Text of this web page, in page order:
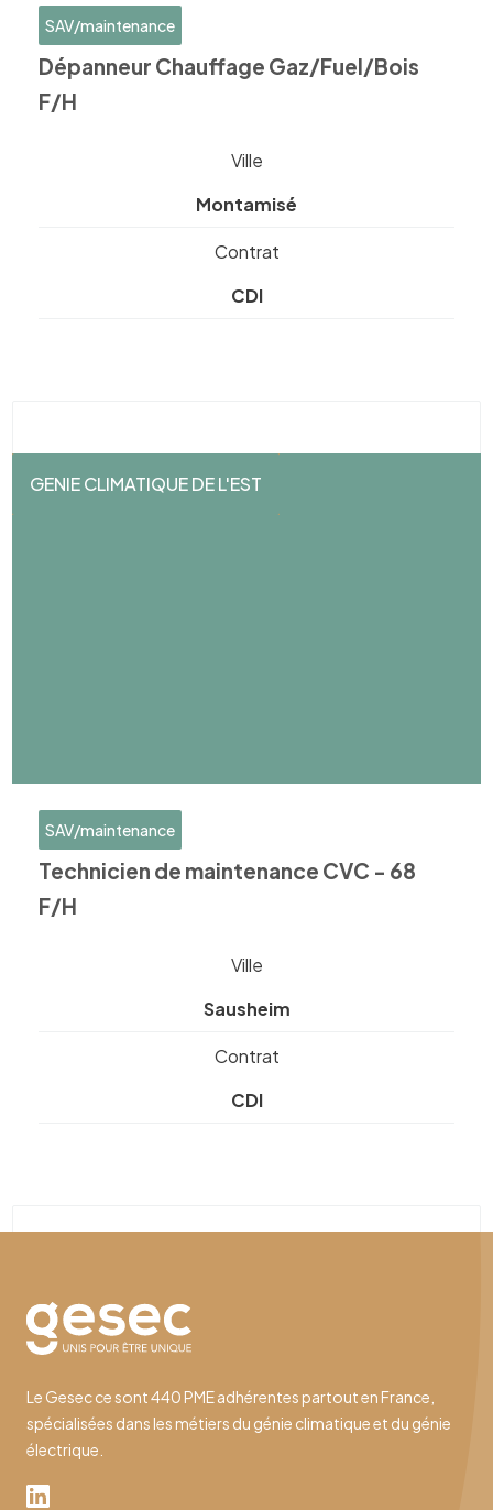
SAV/maintenance
Dépanneur Chauffage Gaz/Fuel/Bois
F/H
Ville
Montamisé
Contrat
CDI
GENIE CLIMATIQUE DE L'EST
SAV/maintenance
Technicien de maintenance CVC - 68
F/H
Ville
Sausheim
Contrat
CDI
Le Gesec ce sont 440 PME adhérentes partout en France,
spécialisées dans les métiers du génie climatique et du génie
électrique.